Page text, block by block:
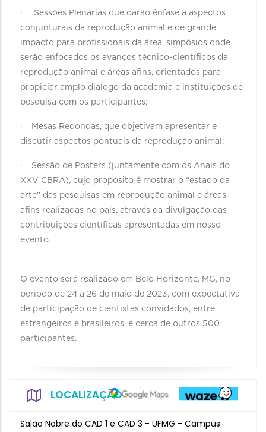
· Sessões Plenárias que darão ênfase a aspectos
conjunturais da reprodução animal e de grande
impacto para profissionais da área, simpósios onde
serão enfocados os avanços técnico-científicos da
reprodução animal e áreas afins, orientados para
propiciar amplo diálogo da academia e instituições de
pesquisa com os participantes;
· Mesas Redondas, que objetivam apresentar e
discutir aspectos pontuais da reprodução animal;
· Sessão de Posters (juntamente com os Anais do
XXV CBRA), cujo propósito é mostrar o “estado da
arte” das pesquisas em reprodução animal e áreas
afins realizadas no país, através da divulgação das
contribuições científicas apresentadas em nosso
evento.
O evento será realizado em Belo Horizonte, MG, no
período de 24 a 26 de maio de 2023, com expectativa
de participação de cientistas convidados, entre
estrangeiros e brasileiros, e cerca de outros 500
participantes.
LOCALIZAÇÃO
Salão Nobre do CAD 1 e CAD 3 - UFMG - Campus